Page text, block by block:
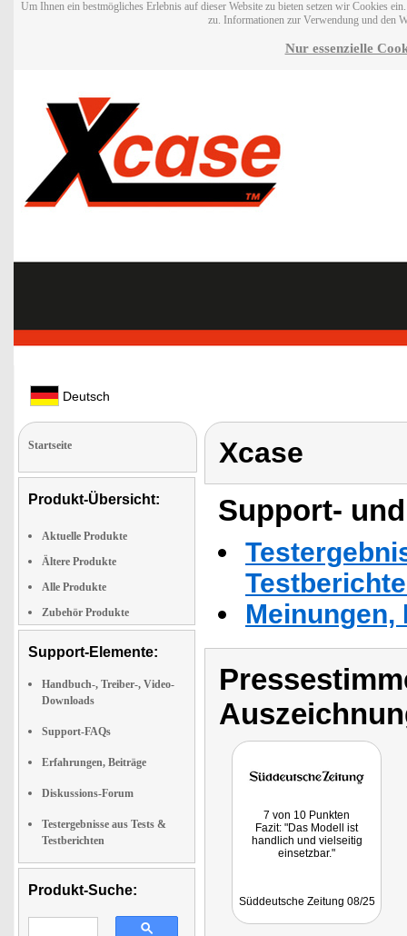
Um Ihnen ein bestmögliches Erlebnis auf dieser Website zu bieten setzen wir Cookies
zu. Informationen zur Verwendung und den
Nur essenzielle
Deutsch
Startseite
Produkt-Übersicht:
Aktuelle Produkte
Ältere Produkte
Alle Produkte
Zubehör Produkte
Support-Elemente:
Handbuch-, Treiber-, Video-
Downloads
Support-FAQs
Erfahrungen, Beiträge
Diskussions-Forum
Testergebnisse aus Tests &
Testberichten
Produkt-Suche:
Xcase
Support-
7 von 10 Punkten
Fazit: "Das Modell ist
handlich und vielseitig
einsetzbar."
Süddeutsche Zeitung 08/25